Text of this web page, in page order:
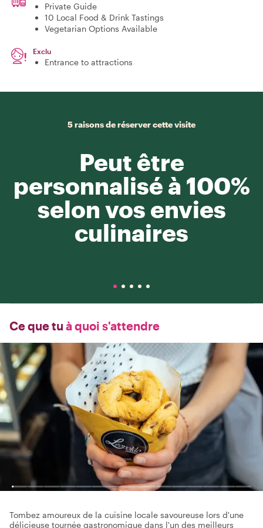
Private Guide
10 Local Food & Drink Tastings
Vegetarian Options Available
Exclu
Entrance to attractions
5 raisons de réserver cette visite
Peut être
personnalisé à 100%
selon vos envies
culinaires
Ce que tu à quoi s'attendre
Tombez amoureux de la cuisine locale savoureuse lors d'une
délicieuse tournée gastronomique dans l'un des meilleurs